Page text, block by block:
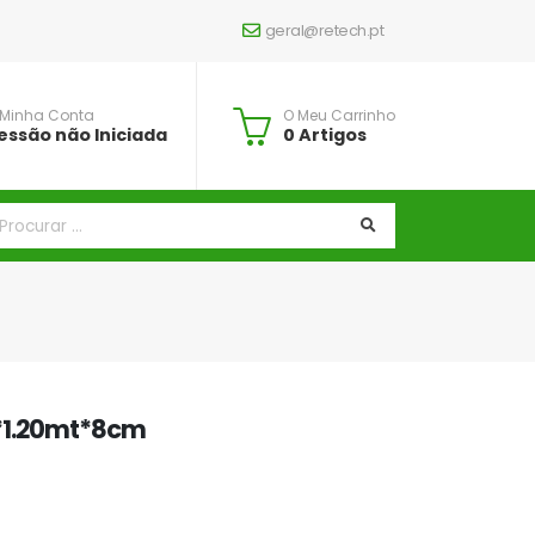
geral@retech.pt
Conta
não Iniciada
O Meu Carrinho
0 Artigos